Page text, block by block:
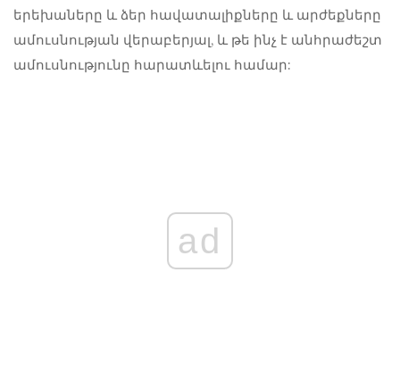
երեխաները և ձեր հավատալիքները և արժեքները
ամուսնության վերաբերյալ, և թե ինչ է անհրաժեշտ
ամուսնությունը հարատևելու համար:
ad